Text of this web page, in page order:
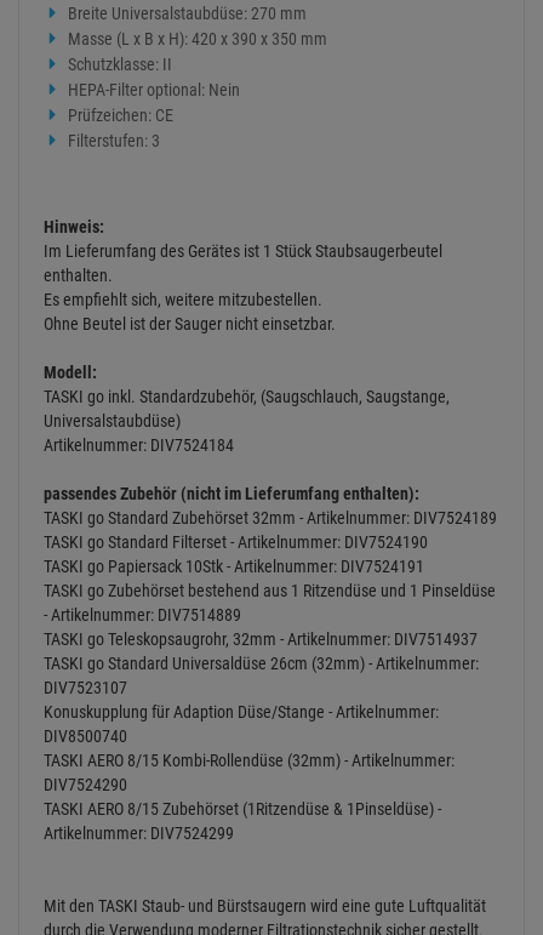
Fassungsvermögen Staubfilterbeutel: 8 L
Beutelart: Papier
Beutellos: Nein
Nennleistung: 900 W
Nennspannung: 220/240 V
Gewicht: 5.7 kg
Vakuum: 22 kPa
Luftmenge max.: 44 l/sek
Kabellänge: 8.5 m
Saugschlauchlänge: 2 m
Saugstange: Metall
Masse (L x B x H): 420 x 390 x 350 mm
Schutzklasse: II
HEPA-Filter optional: Nein
Prüfzeichen: CE
Hinweis:
Im Lieferumfang des Gerätes ist 1 Stück Staubsaugerbeutel
enthalten.
Es empfiehlt sich, weitere mitzubestellen.
Ohne Beutel ist der Sauger nicht einsetzbar.
Modell:
TASKI go inkl. Standardzubehör, (Saugschlauch, Saugstange,
Universalstaubdüse)
Artikelnummer: DIV7524184
passendes Zubehör (nicht im Lieferumfang enthalten):
TASKI go Papiersack 10Stk - Artikelnummer: DIV7524191
TASKI go Zubehörset bestehend aus 1 Ritzendüse und 1 Pinseldüse